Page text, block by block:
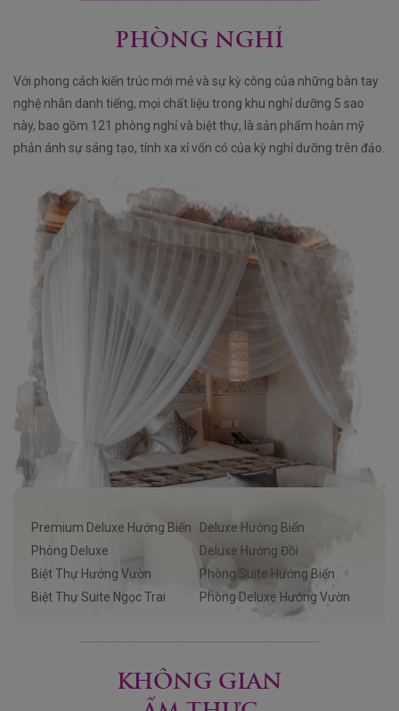
PHÒNG NGHỈ
Với phong cách kiến trúc mới mẻ và sự kỳ công của những bàn tay
nghệ nhân danh tiếng, mọi chất liệu trong khu nghỉ dưỡng 5 sao
này, bao gồm 121 phòng nghỉ và biệt thự, là sản phẩm hoàn mỹ
phản ánh sự sáng tạo, tính xa xỉ vốn có của kỳ nghỉ dưỡng trên đảo.
Premium Deluxe Hướng Biển
Deluxe Hướng Biển
Phòng Deluxe
Deluxe Hướng Đồi
Biệt Thự Hướng Vườn
Phòng Suite Hướng Biển
Biệt Thự Suite Ngọc Trai
Phòng Deluxe Hướng Vườn
KHÔNG GIAN